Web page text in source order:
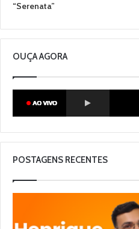
“Serenata”
OUÇA AGORA
POSTAGENS RECENTES